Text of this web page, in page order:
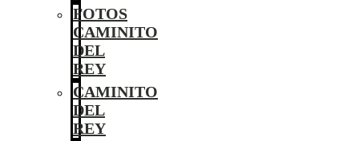
FOTOS
CAMINITO
DEL
REY
CAMINITO
DEL
REY